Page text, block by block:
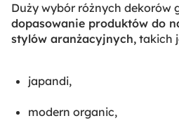
Duży wybór różnych dekorów
dopasowanie produktów do
stylów aranżacyjnych, takich
japandi,
modern organic,